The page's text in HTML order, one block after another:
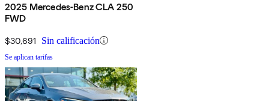
2025 Mercedes-Benz CLA 250
FWD
$30,691 Sin calificación
Se aplican tarifas